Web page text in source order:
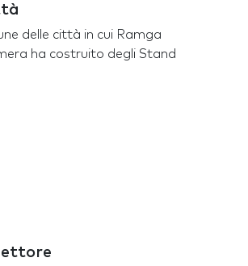
delle città in cui Ramga
ha costruito degli Stand